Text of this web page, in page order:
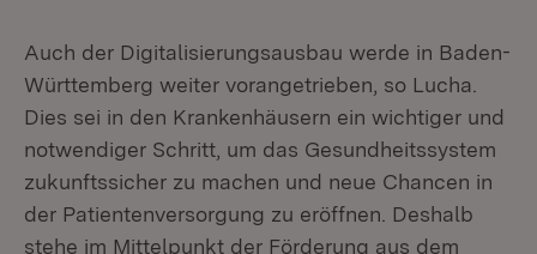
Auch der Digitalisierungsausbau werde in Baden-
Württemberg weiter vorangetrieben, so Lucha.
Dies sei in den Krankenhäusern ein wichtiger und
notwendiger Schritt, um das Gesundheitssystem
zukunftssicher zu machen und neue Chancen in
der Patientenversorgung zu eröffnen. Deshalb
stehe im Mittelpunkt der Förderung aus dem